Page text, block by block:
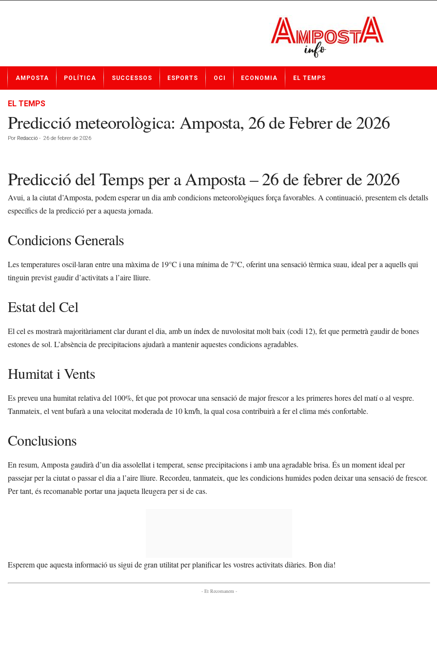
t
AMPOSTA POLÍTICA SUCCESSOS ESPORTS OCI ECONOMIA EL TEMPS
EL TEMPS
Predicció meteorològica: Amposta, 26 de Febrer de 2026
Por Redacció - 26 de febrer de 2026
Predicció del Temps per a Amposta – 26 de febrer de 2026
Avui, a la ciutat d’Amposta, podem esperar un dia amb condicions meteorològiques força favorables. A continuació, presentem els detalls
específics de la predicció per a aquesta jornada.
Condicions Generals
Les temperatures oscil·laran entre una màxima de 19°C i una mínima de 7°C, oferint una sensació tèrmica suau, ideal per a aquells qui
tinguin previst gaudir d’activitats a l’aire lliure.
Estat del Cel
El cel es mostrarà majoritàriament clar durant el dia, amb un índex de nuvolositat molt baix (codi 12), fet que permetrà gaudir de bones
estones de sol. L’absència de precipitacions ajudarà a mantenir aquestes condicions agradables.
Humitat i Vents
Es preveu una humitat relativa del 100%, fet que pot provocar una sensació de major frescor a les primeres hores del matí o al vespre.
Tanmateix, el vent bufarà a una velocitat moderada de 10 km/h, la qual cosa contribuirà a fer el clima més confortable.
Conclusions
En resum, Amposta gaudirà d’un dia assolellat i temperat, sense precipitacions i amb una agradable brisa. És un moment ideal per
passejar per la ciutat o passar el dia a l’aire lliure. Recordeu, tanmateix, que les condicions humides poden deixar una sensació de frescor.
Per tant, és recomanable portar una jaqueta lleugera per si de cas.
Esperem que aquesta informació us sigui de gran utilitat per planificar les vostres activitats diàries. Bon dia!
- Et Recomanem -